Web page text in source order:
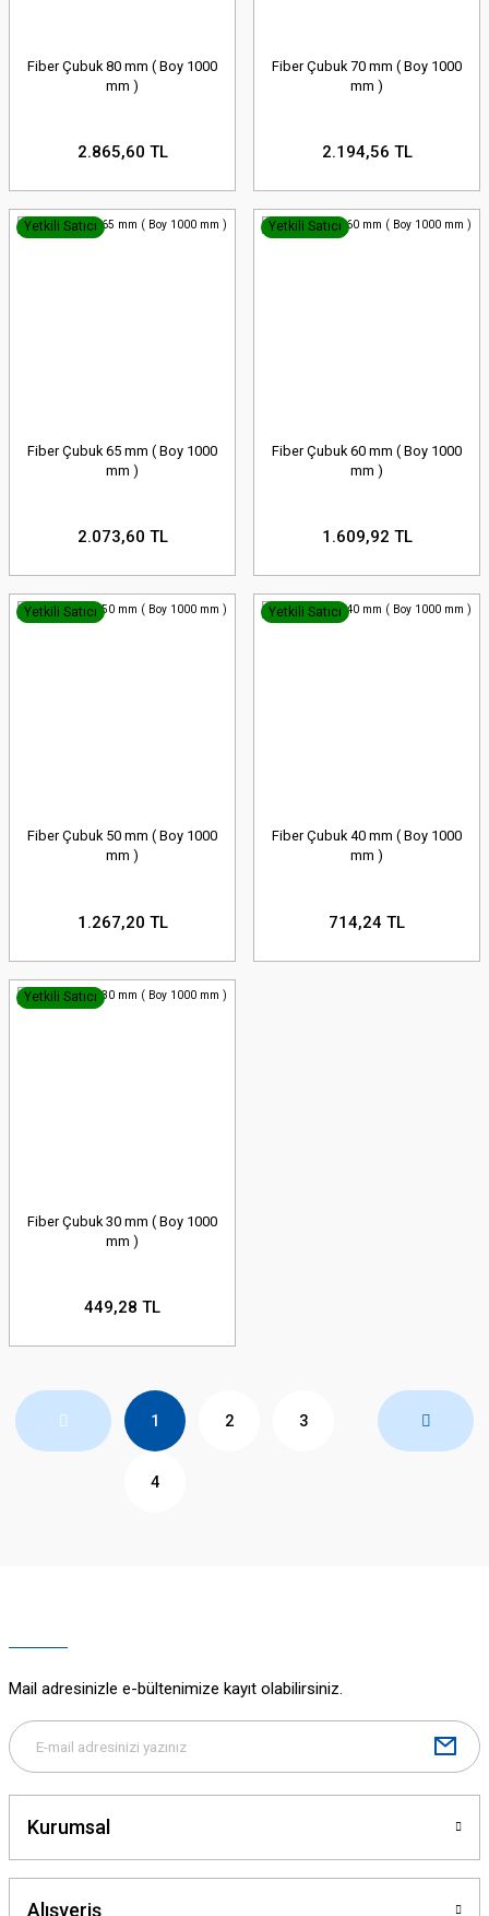
Fiber Çubuk 80 mm ( Boy 1000
mm )
2.865,60 TL
Fiber Çubuk 70 mm ( Boy 1000
mm )
2.194,56 TL
Yetkili Satıcı
Fiber Çubuk 65 mm ( Boy 1000
mm )
2.073,60 TL
Yetkili Satıcı
Fiber Çubuk 60 mm ( Boy 1000
mm )
1.609,92 TL
Yetkili Satıcı
Fiber Çubuk 50 mm ( Boy 1000
mm )
1.267,20 TL
Yetkili Satıcı
Fiber Çubuk 40 mm ( Boy 1000
mm )
714,24 TL
Yetkili Satıcı
Fiber Çubuk 30 mm ( Boy 1000
mm )
449,28 TL
1 2 3
4
Mail adresinizle e-bültenimize kayıt olabilirsiniz.
Kurumsal
Alışveriş